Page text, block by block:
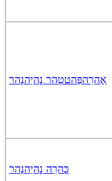
אֶהרִהפַּהטטַהר נָהיַהנָהר
כָּהרִה נָהיַהנָהר